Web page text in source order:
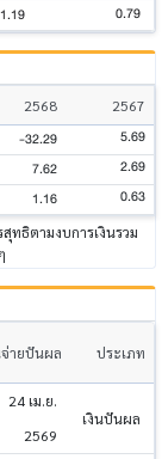
1.19 0.79
2568
2567
-32.29 5.69
7.62 2.69
1.16 0.63
ทธิตามงบการเงินรวม
ายปันผล ประเภท
24 เม.ย.
2569
เงินปันผล